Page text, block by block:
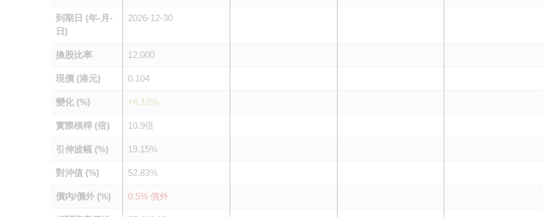
到期日 (年-月-
日)
2026-12-30
換股比率 12,000
現價 (港元) 0.104
變化 (%) +6.12%
實際槓桿 (倍) 10.9倍
引伸波幅 (%) 19.15%
對沖值 (%) 52.83%
價內/價外 (%) 0.5% 價外